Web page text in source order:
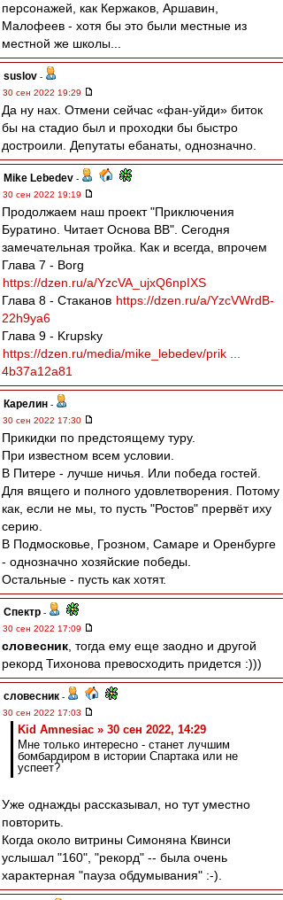
персонажей, как Кержаков, Аршавин,
Малофеев - хотя бы это были местные из
местной же школы...
suslov -
30 сен 2022 19:29
Да ну нах. Отмени сейчас «фан-уйди» биток
бы на стадио был и проходки бы быстро
достроили. Депутаты ебанаты, однозначно.
Mike Lebedev -
30 сен 2022 19:19
Продолжаем наш проект "Приключения
Буратино. Читает Основа ВВ". Сегодня
замечательная тройка. Как и всегда, впрочем
Глава 7 - Borg
https://dzen.ru/a/YzcVA_ujxQ6npIXS
Глава 8 - Стаканов https://dzen.ru/a/YzcVWrdB-
22h9ya6
Глава 9 - Krupsky
https://dzen.ru/media/mike_lebedev/prik ...
4b37a12a81
Карелин -
30 сен 2022 17:30
Прикидки по предстоящему туру.
При известном всем условии.
В Питере - лучше ничья. Или победа гостей.
Для вящего и полного удовлетворения. Потому
как, если не мы, то пусть "Ростов" прервёт иху
серию.
В Подмосковье, Грозном, Самаре и Оренбурге
- однозначно хозяйские победы.
Остальные - пусть как хотят.
Спектр -
30 сен 2022 17:09
словесник , тогда ему еще заодно и другой
рекорд Тихонова превосходить придется :)))
словесник -
30 сен 2022 17:03
Kid Amnesiac » 30 сен 2022, 14:29
Мне только интересно - станет лучшим
бомбардиром в истории Спартака или не
успеет?
Уже однажды рассказывал, но тут уместно
повторить.
Когда около витрины Симоняна Квинси
услышал "160", "рекорд" -- была очень
характерная "пауза обдумывания" :-).